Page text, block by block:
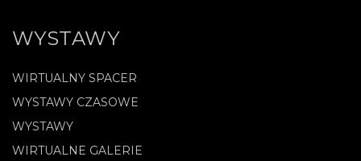
WYSTAWY
WIRTUALNY SPACER
WYSTAWY CZASOWE
WYSTAWY
WIRTUALNE GALERIE